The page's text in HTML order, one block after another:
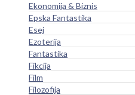
Ekonomija & Biznis
Epska Fantastika
Esej
Ezoterija
Fantastika
Fikcija
Film
Filozofija